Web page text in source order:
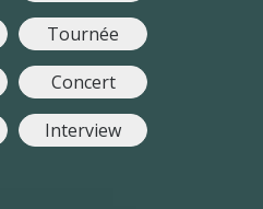
Tournée
Concert
Interview